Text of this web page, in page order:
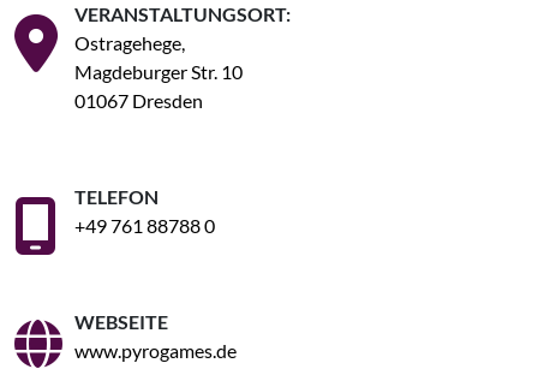
VERANSTALTUNGSORT:
Ostragehege,
Magdeburger Str. 10
01067 Dresden
TELEFON
+49 761 88788 0
WEBSEITE
www.pyrogames.de